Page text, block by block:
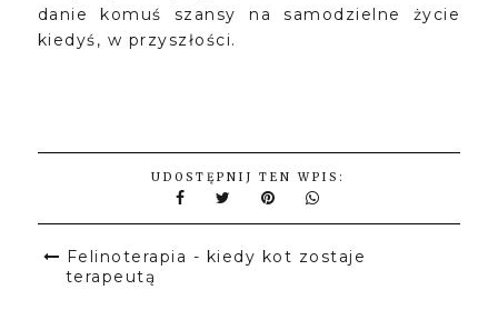
danie komuś szansy na samodzielne życie
kiedyś, w przyszłości.
UDOSTĘPNIJ TEN WPIS:
Felinoterapia - kiedy kot zostaje
terapeutą